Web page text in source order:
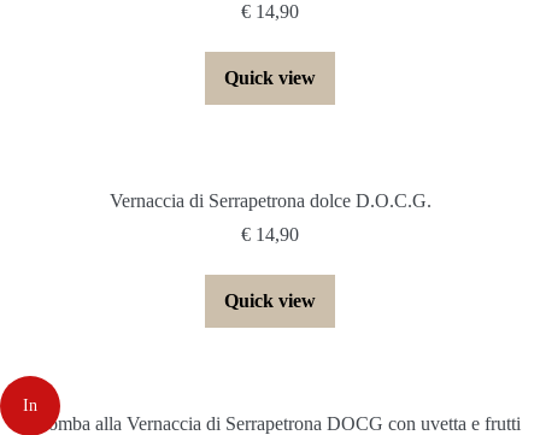
€ 14,90
Quick view
Vernaccia di Serrapetrona dolce D.O.C.G.
€ 14,90
Quick view
In
Colomba alla Vernaccia di Serrapetrona DOCG con uvetta e frutti